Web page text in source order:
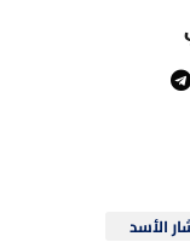
الأسد